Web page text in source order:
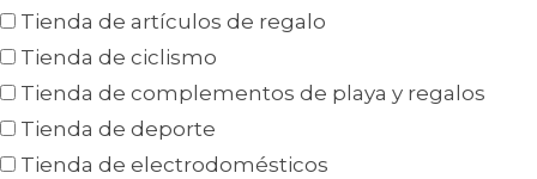
Tienda de artículos de regalo
Tienda de ciclismo
Tienda de complementos de playa y regalos
Tienda de deporte
Tienda de electrodomésticos